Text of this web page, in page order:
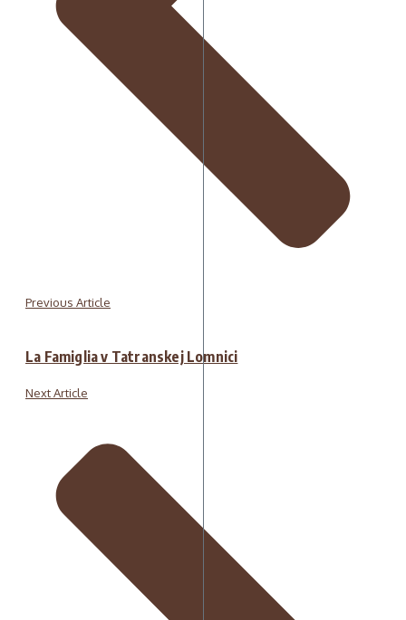
Previous Article
La Famiglia v Tatranskej Lomnici
Next Article